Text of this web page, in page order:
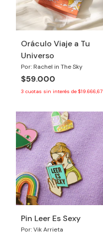
Oráculo Viaje a Tu
Universo
Por: Rachel in The Sky
$59.000
3 cuotas sin interés de $19.666,67
Pin Leer Es Sexy
Por: Vik Arrieta